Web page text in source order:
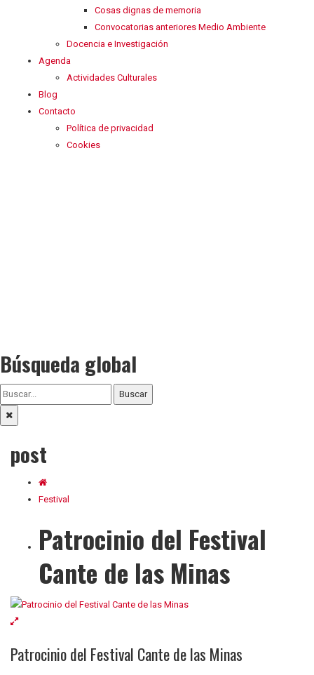
Cosas dignas de memoria
Convocatorias anteriores Medio Ambiente
Docencia e Investigación
Agenda
Actividades Culturales
Blog
Contacto
Política de privacidad
Cookies
Búsqueda global
Buscar
post
Festival
Patrocinio del Festival
Cante de las Minas
Patrocinio del Festival Cante de las Minas